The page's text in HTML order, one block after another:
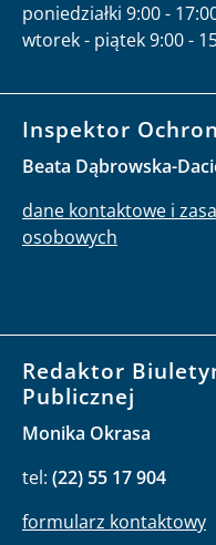
poniedziałki 9:00 -
wtorek - piątek 9:00 -
Inspektor
Beata Dąbrowska-
dane kontaktowe i
osobowych
Redaktor
Publicznej
Monika Okrasa
tel: (22) 55 17 904
formularz kontaktowy